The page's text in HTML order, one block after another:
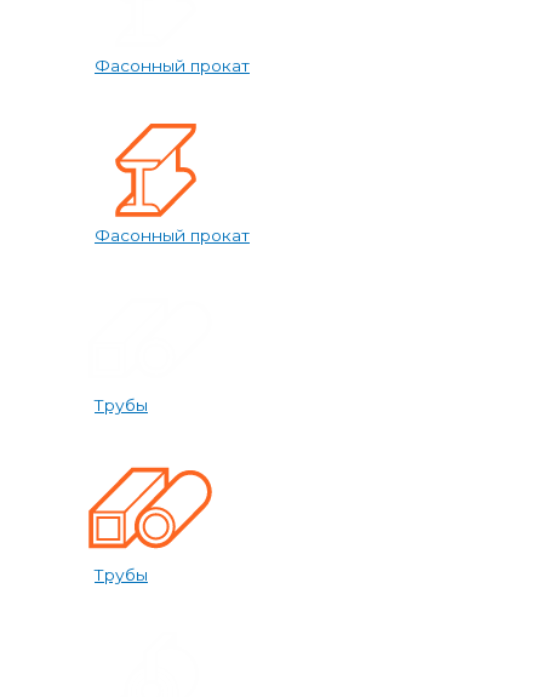
Фасонный прокат
Фасонный прокат
Трубы
Трубы